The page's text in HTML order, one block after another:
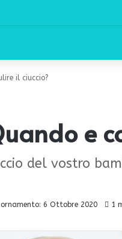
il ciuccio?
e
del vostro
6 Ottobre 2020 1